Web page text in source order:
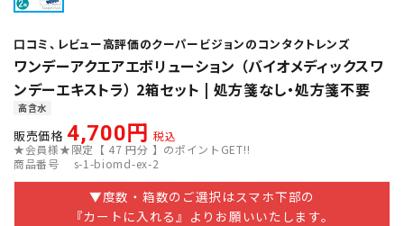
口コミ、レビュー高評価のクーパービジョンのコンタクトレンズ
ワンデーアクエアエボリューション （バイオメディックスワ
ンデーエキストラ） 2箱セット | 処方箋なし・処方箋不要
高含水
販売価格 4,700
税込
★会員様★限定【 47 円分 】のポイントGET!!
商品番号
s-1-biomd-ex-2
▼度数・箱数のご選択はスマホ下部の
『カートに入れる』よりお願いいたします。